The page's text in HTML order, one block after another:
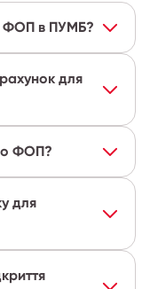
ФОП в ПУМБ?
для
ФОП?
для